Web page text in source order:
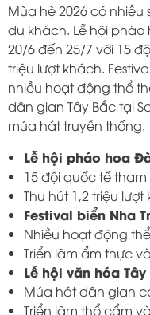
Mùa hè 2026 có nhiều
du khách. Lễ hội
20/6 đến 25/7 với 15
triệu lượt khách.
nhiều hoạt động thể
dân gian Tây Bắc tại
múa hát truyền thống.
Lễ hội pháo hoa
15 đội quốc tế
Thu hút 1,2 triệu lượt
Festival biển Nha
Nhiều hoạt động
Triển lãm ẩm thực
Lễ hội văn hóa
Múa hát dân gian
Triển lãm thổ cẩm